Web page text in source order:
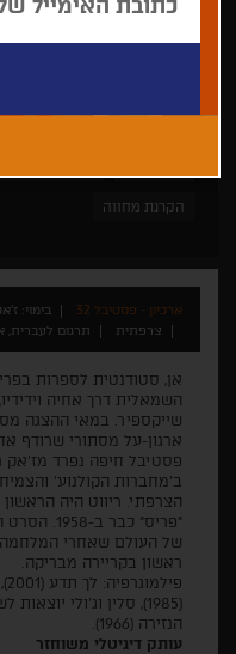
הקרנת מחווה
ארכיון - פסטיבל 32 בימוי:
צרפתית
תרגום לעברית,
אן, סטודנטית לספרות
השמאלית דרך אחיה
שייקספיר. במאי ההצגה
ארגון-על מסתורי שרודף
פסטיבל חיפה נפרד מז'אק
ב'מחברות הקולנוע'
הצרפתי. ריווט היה
"פריס"
של העולם שאחרי
ראשון בקריירה מבריקה.
הנזירה (1966).
עותק דיגיטלי משוחזר